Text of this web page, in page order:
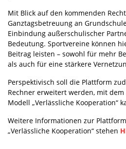
Mit Blick auf den kommenden
Ganztagsbetreuung an
Einbindung außerschulischer
Bedeutung. Sportvereine können
Beitrag leisten – sowohl für mehr
als auch für eine stärkere
Perspektivisch soll die Plattform
Rechner erweitert werden, mit
Modell „Verlässliche Kooperation“
Weitere Informationen zur
„Verlässliche Kooperation“ stehen